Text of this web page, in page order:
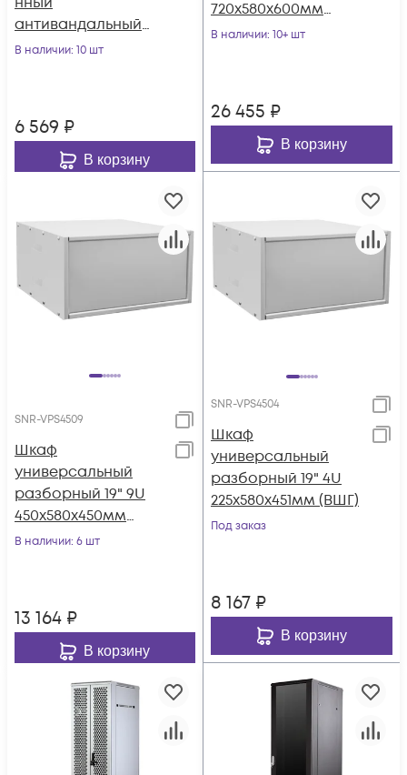
антивандальный
SNR-TAC2704-DD
В наличии: 10 шт
6 569 ₽
В корзину
720x580x600мм
(ВШГ)
В наличии: 10+ шт
26 455 ₽
В корзину
SNR-VPS4509
Шкаф
универсальный
разборный 19" 9U
450x580x450мм
(ВШГ)
В наличии: 6 шт
13 164 ₽
В корзину
SNR-VPS4504
Шкаф
универсальный
разборный 19" 4U
225x580x451мм (ВШГ)
Под заказ
8 167 ₽
В корзину